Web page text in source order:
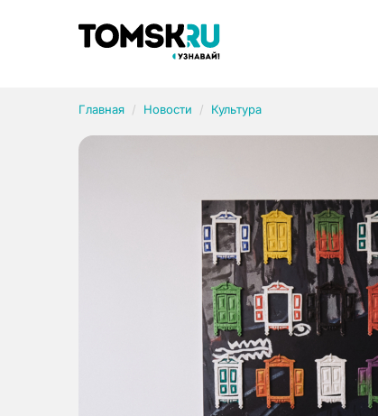
Главная Новости Культура
Рубрики